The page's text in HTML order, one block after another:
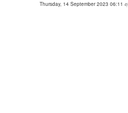
Thursday, 14 September 2023